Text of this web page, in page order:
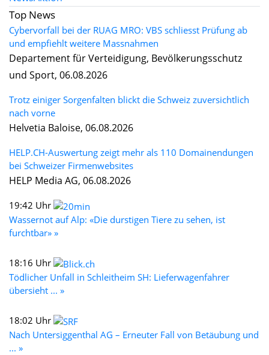
Top News
Cybervorfall bei der RUAG MRO: VBS schliesst Prüfung ab
und empfiehlt weitere Massnahmen
Departement für Verteidigung, Bevölkerungsschutz
und Sport, 06.08.2026
Trotz einiger Sorgenfalten blickt die Schweiz zuversichtlich
nach vorne
Helvetia Baloise, 06.08.2026
HELP.CH-Auswertung zeigt mehr als 110 Domainendungen
bei Schweizer Firmenwebsites
HELP Media AG, 06.08.2026
19:42 Uhr
Wassernot auf Alp: «Die durstigen Tiere zu sehen, ist
furchtbar» »
18:16 Uhr
Tödlicher Unfall in Schleitheim SH: Lieferwagenfahrer
übersieht ... »
18:02 Uhr
Nach Untersiggenthal AG – Erneuter Fall von Betäubung und
... »